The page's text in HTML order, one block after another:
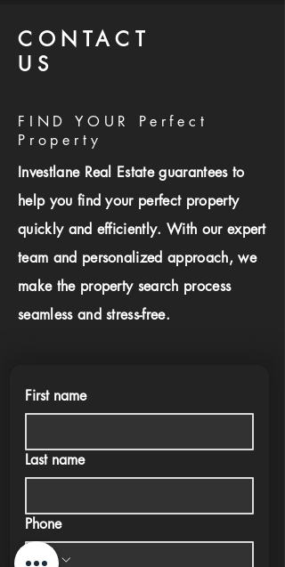
CONTACT
US
FIND YOUR Perfect
Property
Investlane Real Estate guarantees to
help you find your perfect property
quickly and efficiently. With our expert
team and personalized approach, we
make the property search process
seamless and stress-free.
First name
Last name
Phone